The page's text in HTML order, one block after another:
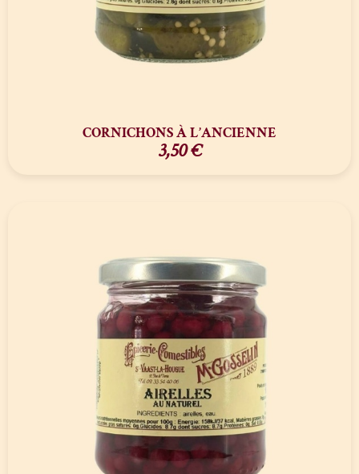
CORNICHONS À L’ANCIENNE
3,50€